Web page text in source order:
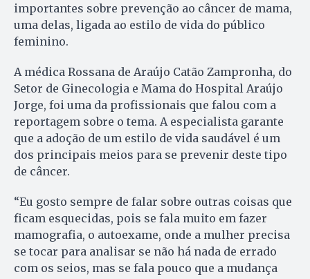
importantes sobre prevenção ao câncer de mama,
uma delas, ligada ao estilo de vida do público
feminino.
A médica Rossana de Araújo Catão Zampronha, do
Setor de Ginecologia e Mama do Hospital Araújo
Jorge, foi uma da profissionais que falou com a
reportagem sobre o tema. A especialista garante
que a adoção de um estilo de vida saudável é um
dos principais meios para se prevenir deste tipo
de câncer.
“Eu gosto sempre de falar sobre outras coisas que
ficam esquecidas, pois se fala muito em fazer
mamografia, o autoexame, onde a mulher precisa
se tocar para analisar se não há nada de errado
com os seios, mas se fala pouco que a mudança